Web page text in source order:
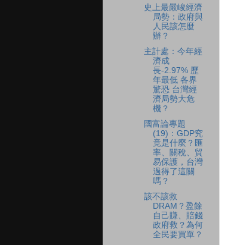
史上最嚴峻經濟
局勢：政府與
人民該怎麼
辦？
主計處：今年經
濟成
長-2.97% 歷
年最低 各界
驚恐 台灣經
濟局勢大危
機？
國富論專題
(19)：GDP究
竟是什麼？匯
率、關稅、貿
易保護，台灣
過得了這關
嗎？
該不該救
DRAM？盈餘
自己賺、賠錢
政府救？為何
全民要買單？